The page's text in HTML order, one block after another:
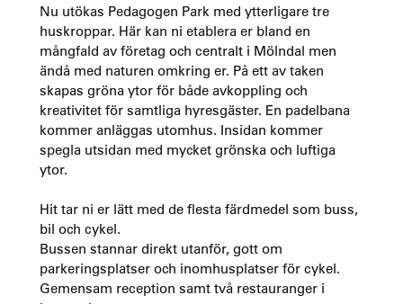
Nu utökas Pedagogen Park med ytterligare tre
huskroppar. Här kan ni etablera er bland en
mångfald av företag och centralt i Mölndal men
ändå med naturen omkring er. På ett av taken
skapas gröna ytor för både avkoppling och
kreativitet för samtliga hyresgäster. En padelbana
kommer anläggas utomhus. Insidan kommer
spegla utsidan med mycket grönska och luftiga
ytor.
Hit tar ni er lätt med de flesta färdmedel som buss,
bil och cykel.
Bussen stannar direkt utanför, gott om
parkeringsplatser och inomhusplatser för cykel.
Gemensam reception samt två restauranger i